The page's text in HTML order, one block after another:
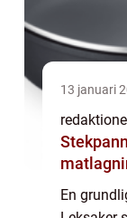
13 januari
redaktionel
En